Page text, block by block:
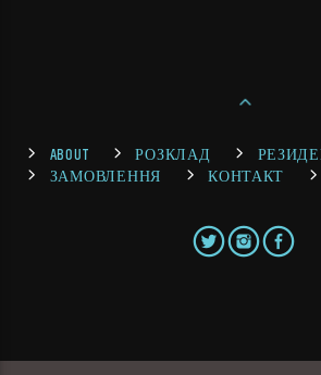
ABOUT РОЗКЛАД
ЗАМОВЛЕННЯ
КОНТАКТ